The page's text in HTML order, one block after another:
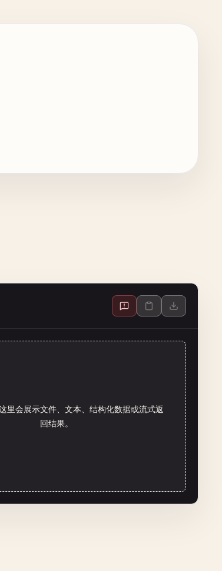
里会展示文件、文本、结构化数据或流式返
回结果。